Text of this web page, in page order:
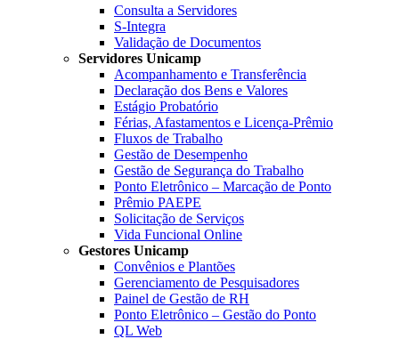
Consulta a Servidores
S-Integra
Validação de Documentos
Servidores Unicamp
Acompanhamento e Transferência
Declaração dos Bens e Valores
Estágio Probatório
Férias, Afastamentos e Licença-Prêmio
Fluxos de Trabalho
Gestão de Desempenho
Gestão de Segurança do Trabalho
Ponto Eletrônico – Marcação de Ponto
Prêmio PAEPE
Solicitação de Serviços
Vida Funcional Online
Gestores Unicamp
Convênios e Plantões
Gerenciamento de Pesquisadores
Painel de Gestão de RH
Ponto Eletrônico – Gestão do Ponto
QL Web